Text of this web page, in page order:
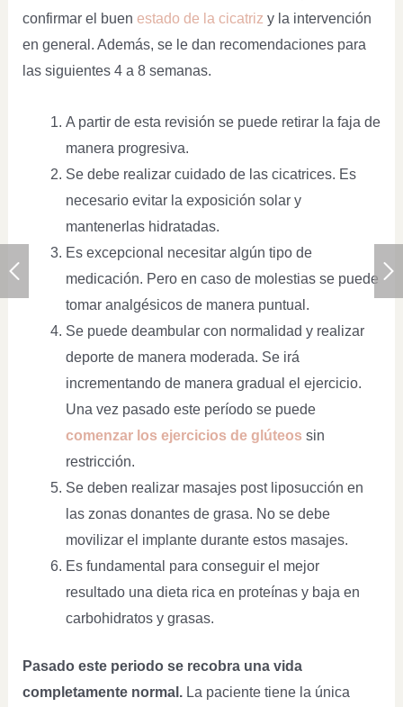
confirmar el buen estado de la cicatriz y la intervención
en general. Además, se le dan recomendaciones para
las siguientes 4 a 8 semanas.
A partir de esta revisión se puede retirar la faja de
manera progresiva.
Se debe realizar cuidado de las cicatrices. Es
necesario evitar la exposición solar y
mantenerlas hidratadas.
Es excepcional necesitar algún tipo de
medicación. Pero en caso de molestias se puede
tomar analgésicos de manera puntual.
Se puede deambular con normalidad y realizar
deporte de manera moderada. Se irá
incrementando de manera gradual el ejercicio.
Una vez pasado este período se puede
comenzar los ejercicios de glúteos sin
restricción.
Se deben realizar masajes post liposucción en
las zonas donantes de grasa. No se debe
movilizar el implante durante estos masajes.
Es fundamental para conseguir el mejor
resultado una dieta rica en proteínas y baja en
carbohidratos y grasas.
Pasado este periodo se recobra una vida
completamente normal.La paciente tiene la única